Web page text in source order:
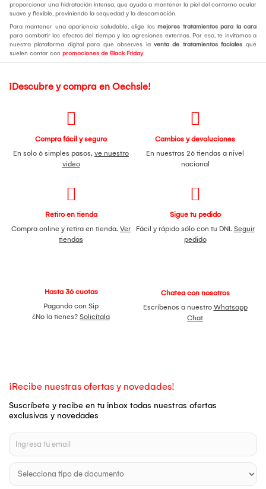
proporcionar una hidratación intensa, que ayuda a mantener la piel del contorno ocular
suave y flexible, previniendo la sequedad y la descamación.
Para mantener una apariencia saludable, elige los mejores tratamientos para la cara
para combatir los efectos del tiempo y las agresiones externas. Por eso, te invitamos a
nuestra plataforma digital para que observes la venta de tratamientos faciales que
suelen contar con promociones de Black Friday.
¡Descubre y compra en Oechsle!
Compra fácil y seguro
En solo 6 simples pasos, ve nuestro
video
Cambios y devoluciones
En nuestras 26 tiendas a nivel
nacional
Retiro en tienda
Compra online y retira en tienda. Ver
tiendas
Sigue tu pedido
Fácil y rápido sólo con tu DNI. Seguir
pedido
Hasta 36 cuotas
Pagando con Sip
¿No la tienes? Solicítala
Chatea con nosotros
Escríbenos a nuestro Whatsapp
Chat
¡Recibe nuestras ofertas y novedades!
Suscríbete y recibe en tu inbox todas nuestras ofertas
exclusivas y novedades